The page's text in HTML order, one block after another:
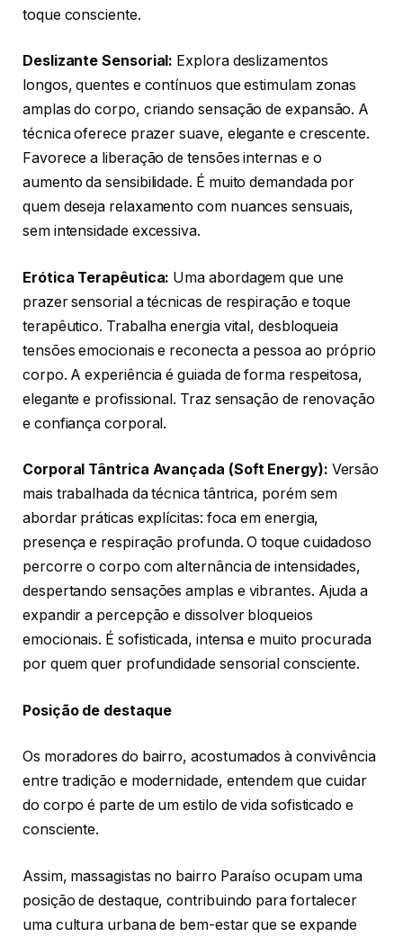
toque consciente.
Deslizante Sensorial: Explora deslizamentos
longos, quentes e contínuos que estimulam zonas
amplas do corpo, criando sensação de expansão. A
técnica oferece prazer suave, elegante e crescente.
Favorece a liberação de tensões internas e o
aumento da sensibilidade. É muito demandada por
quem deseja relaxamento com nuances sensuais,
sem intensidade excessiva.
Erótica Terapêutica: Uma abordagem que une
prazer sensorial a técnicas de respiração e toque
terapêutico. Trabalha energia vital, desbloqueia
tensões emocionais e reconecta a pessoa ao próprio
corpo. A experiência é guiada de forma respeitosa,
elegante e profissional. Traz sensação de renovação
e confiança corporal.
Corporal Tântrica Avançada (Soft Energy): Versão
mais trabalhada da técnica tântrica, porém sem
abordar práticas explícitas: foca em energia,
presença e respiração profunda. O toque cuidadoso
percorre o corpo com alternância de intensidades,
despertando sensações amplas e vibrantes. Ajuda a
expandir a percepção e dissolver bloqueios
emocionais. É sofisticada, intensa e muito procurada
por quem quer profundidade sensorial consciente.
Posição de destaque
Os moradores do bairro, acostumados à convivência
entre tradição e modernidade, entendem que cuidar
do corpo é parte de um estilo de vida sofisticado e
consciente.
Assim, massagistas no bairro Paraíso ocupam uma
posição de destaque, contribuindo para fortalecer
uma cultura urbana de bem-estar que se expande